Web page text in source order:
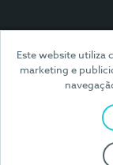
Este website utiliza
marketing e